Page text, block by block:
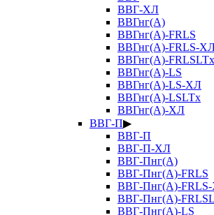
ВВГ-ХЛ
ВВГнг(А)
ВВГнг(А)-FRLS
ВВГнг(А)-FRLS-
ВВГнг(А)-FRLSLTx
ВВГнг(А)-LS
ВВГнг(А)-LS-ХЛ
ВВГнг(А)-LSLTx
ВВГнг(А)-ХЛ
ВВГ-П▶
ВВГ-П
ВВГ-П-ХЛ
ВВГ-Пнг(А)
ВВГ-Пнг(А)-FRLS
ВВГ-Пнг(А)-
ВВГ-Пнг(А)-
ВВГ-Пнг(А)-LS